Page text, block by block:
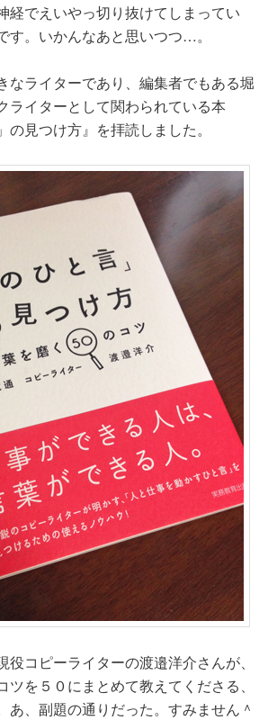
経でえいやっ切り抜けてしまってい
す。いかんなあと思いつつ…。
なライターであり、編集者でもある堀
ライターとして関わられている本
の見つけ方』を拝読しました。
役コピーライターの渡邉洋介さんが、
ツを５０にまとめて教えてくださる、
あ、副題の通りだった。すみません＾